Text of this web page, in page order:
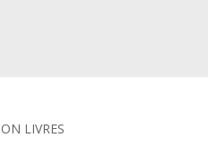
LIVRES